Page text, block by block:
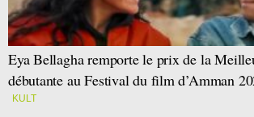
Eya Bellagha remporte le prix de la
débutante au Festival du film d’Amman
KULT